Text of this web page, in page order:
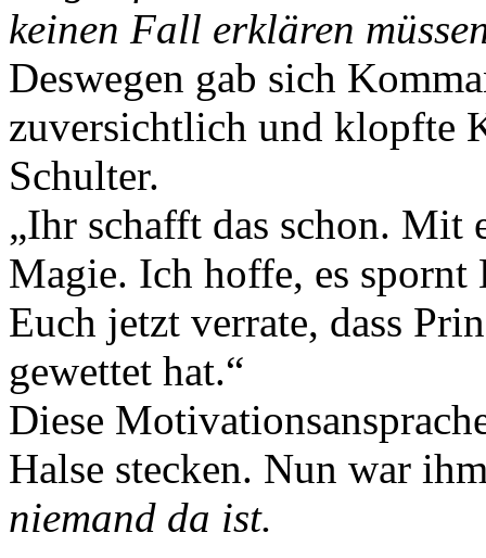
keinen Fall erklären
Deswegen gab sich
zuversichtlich und klopfte
Schulter.
„Ihr schafft das schon. Mit
Magie. Ich hoffe, es spornt
Euch jetzt verrate, dass
gewettet hat.“
Diese
Halse stecken. Nun war
niemand da ist.